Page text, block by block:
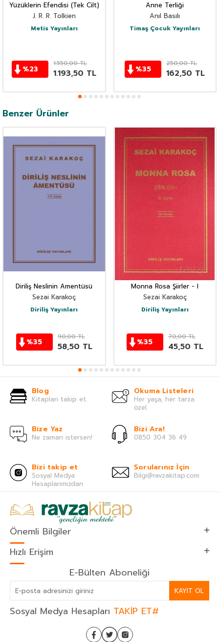
Yüzüklerin Efendisi (Tek Cilt)
J. R. R. Tolkien
Metis Yayınları
%23
1.550,00TL
1.193,50 TL
Anne Terliği
Anıl Basılı
Timaş Çocuk Yayınları
%35
250,00TL
162,50 TL
Benzer Ürünler
Diriliş Neslinin Amentüsü
Sezai Karakoç
Diriliş Yayınları
%35
90,00TL
58,50 TL
Monna Rosa Şiirler - I
Sezai Karakoç
Diriliş Yayınları
%35
70,00TL
45,50 TL
Blog
Kitapları takip et.
Okuma Listeleri
Her yaşa, her tarza
özel.
Bize Yaz
Ne zaman istersen!
Bizi Ara!
0850 304 36 49
Bizi takip et
Sosyal Medya
Hesaplarımızdan
Sorularınız İçin
Bilgi@ravzakitap.com
Önemli Bilgiler
Hızlı Erişim
E-Bülten Aboneliği
KAYIT OL
Sosyal Medya Hesapları TAKİP ET#